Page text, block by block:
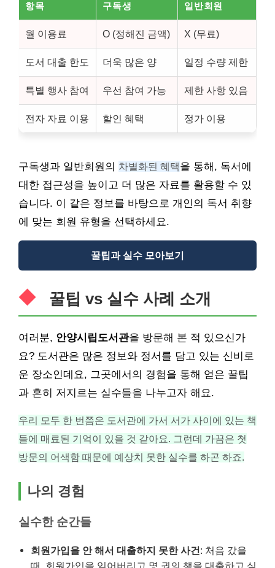
항목 구독생 일반회원
월 이용료 O (정해진 금액) X (무료)
도서 대출 한도 더욱 많은 양 일정 수량 제한
특별 행사 참여 우선 참여 가능 제한 사항 있음
전자 자료 이용 할인 혜택 정가 이용
구독생과 일반회원의 차별화된 혜택을 통해, 독서에
대한 접근성을 높이고 더 많은 자료를 활용할 수 있
습니다. 이 같은 정보를 바탕으로 개인의 독서 취향
에 맞는 회원 유형을 선택하세요.
꿀팁과 실수 모아보기
꿀팁 vs 실수 사례 소개
여러분, 안양시립도서관을 방문해 본 적 있으신가
요? 도서관은 많은 정보와 정서를 담고 있는 신비로
운 장소인데요, 그곳에서의 경험을 통해 얻은 꿀팁
과 흔히 저지르는 실수들을 나누고자 해요.
우리 모두 한 번쯤은 도서관에 가서 서가 사이에 있는 책
들에 매료된 기억이 있을 것 같아요. 그런데 가끔은 첫
방문의 어색함 때문에 예상치 못한 실수를 하곤 하죠.
나의 경험
실수한 순간들
회원가입을 안 해서 대출하지 못한 사건: 처음 갔을
때, 회원가입을 잊어버리고 몇 권의 책을 대출하고 싶